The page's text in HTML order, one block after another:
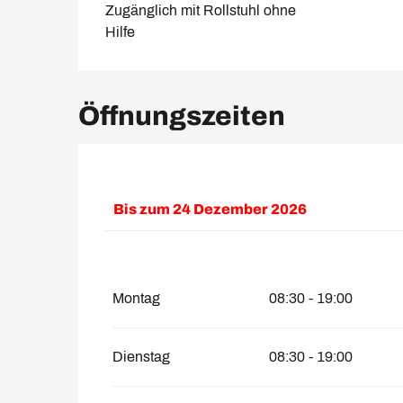
Zugänglich mit Rollstuhl ohne
Hilfe
Öffnungszeiten
Bis zum 24 Dezember 2026
Montag 08:30 - 19:00
Dienstag 08:30 - 19:00